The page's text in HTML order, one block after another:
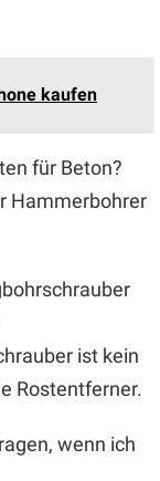
kaufen
für Beton?
Hammerbohrer
ist kein
Rostentferner.
wenn ich